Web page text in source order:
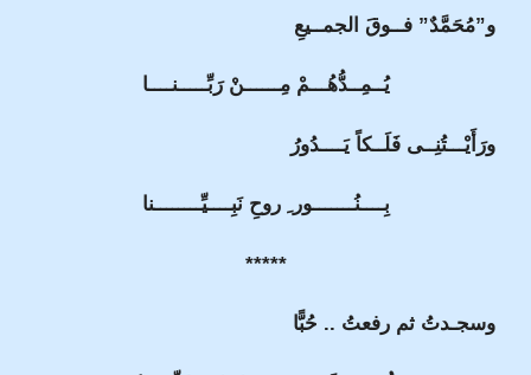
و”مُحَمَّدٌ” فــوقَ الجمــيعِ
يُــمِــدُّهُـــمْ مِــــــنْ رَبِّـــــنــــا
ورَأَيْـــتُنِــى فَلَــكاً يَــــدُورُ
بِــــنُـــــــور ِ روحِ نَبِــــيِّــــــــنا
*****
وسجـدتُ ثم رفعتُ .. حُبًّا